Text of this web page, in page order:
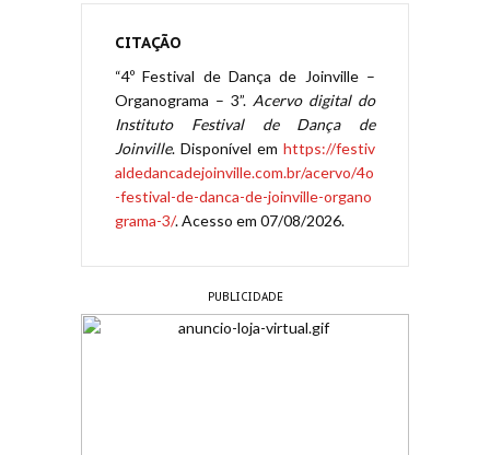
CITAÇÃO
“4º Festival de Dança de Joinville –
Organograma – 3”. Acervo digital do
Instituto Festival de Dança de
Joinville. Disponível em https://festiv
aldedancadejoinville.com.br/acervo/4o
-festival-de-danca-de-joinville-organo
grama-3/. Acesso em 07/08/2026.
PUBLICIDADE